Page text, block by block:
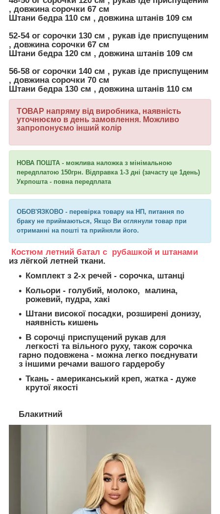
, довжина сорочки 67 см
Штани бедра 110 см , довжина штанів 109 см
52-54ог сорочки 130 см , рукав іде приспущеним
, довжина сорочки 67 см
Штани бедра 120 см , довжина штанів 109 см
56-58 ог сорочки 140 см , рукав іде приспущеним
, довжина сорочки 70 см
Штани бедра 130 см , довжина штанів 110 см
ТОВАР напряму від виробника, наявність
уточнюємо в день замовлення. Можливо
запропонуємо інший колір
НОВА ПОШТА - можлива наложка з мінімальною
передплатою 150грн. Відправка 1-3 дні (зачасту це 1день)
Укрпошта - повна передплата
ОБОВ'ЯЗКОВО - перевірка товару на НП, питання по
браку не приймаються, Якщо Ви оглянули товар при
отриманні на пошті та прийняли його.
Костюм летний батал с рубашкой и штанами
из лёгкой летней ткани.
Комплект з 2-х речей - сорочка, штанці
Кольори - голубий, молоко, малина,
рожевий, пудра, хакі
Штани високої посадки, розширені донизу,
наявність кишень
В сорочці приспущений рукав для
легкості та вільного руху, також сорочка
гарно подовжена - можна легко поєднувати
з іншими речами вашого гардеробу
Ткань - американський креп, жатка - дуже
крутої якості
Блакитний